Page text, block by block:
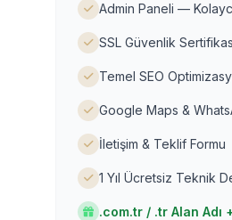
Admin Paneli —
SSL Güvenlik
Temel SEO
Google Maps &
İletişim & Teklif Formu
1 Yıl Ücretsiz Teknik
.com.tr / .tr Alan Adı